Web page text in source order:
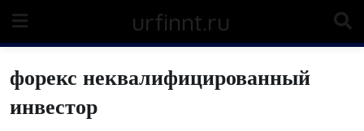
content
urfinnt.ru
форекс неквалифицированный
инвестор